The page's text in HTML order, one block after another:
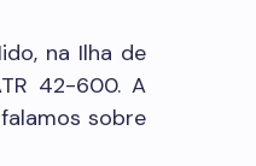
na Ilha de
42-600. A
sobre